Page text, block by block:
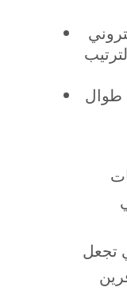
طوال
تجعل